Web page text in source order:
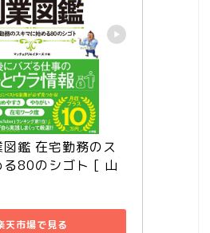
鑑 在宅勤務のス
る80のシゴト [ 山
天市場で見る